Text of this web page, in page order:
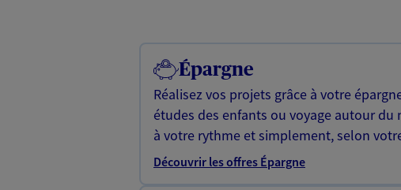
Épargne
Réalisez vos projets grâce à votre
études des enfants ou voyage autour
à votre rythme et simplement, selon
Découvrir les offres Épargne